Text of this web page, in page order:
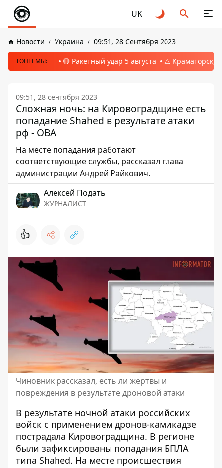
UK
Новости Украина 09:51, 28 Сентября 2023
ТОПТЕМЫ: 🔴 Ракетный удар 5 августа ⚠️ Краматорск,
09:51, 28 сентября 2023
Сложная ночь: на Кировоградщине есть
попадание Shahed в результате атаки
рф - ОВА
На месте попадания работают
соответствующие службы, рассказал глава
администрации Андрей Райкович.
Алексей Подать
ЖУРНАЛИСТ
👍
Чиновник рассказал, есть ли жертвы и
повреждения в результате дроновой атаки
В результате ночной атаки российских
войск с применением дронов-камикадзе
пострадала Кировоградщина. В регионе
были зафиксированы попадания БПЛА
типа Shahed. На месте происшествия